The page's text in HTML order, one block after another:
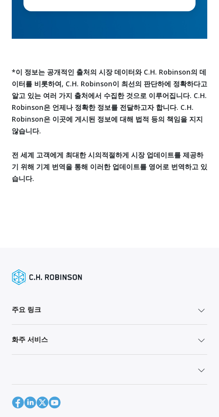
*이 정보는 공개적인 출처의 시장 데이터와 C.H. Robinson의 데
이터를 비롯하여, C.H. Robinson이 최선의 판단하에 정확하다고
알고 있는 여러 가지 출처에서 수집한 것으로 이루어집니다. C.H.
Robinson은 언제나 정확한 정보를 전달하고자 합니다. C.H.
Robinson은 이곳에 게시된 정보에 대해 법적 등의 책임을 지지
않습니다.
전 세계 고객에게 최대한 시의적절하게 시장 업데이트를 제공하
기 위해 기계 번역을 통해 이러한 업데이트를 영어로 번역하고 있
습니다.
주요 링크
화주 서비스